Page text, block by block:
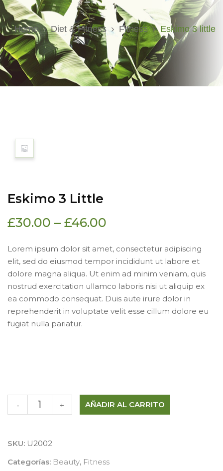
Home Diet & Fitness Fitness Eskimo 3 little
Eskimo 3 Little
£30.00 – £46.00
Lorem ipsum dolor sit amet, consectetur adipiscing
elit, sed do eiusmod tempor incididunt ut labore et
dolore magna aliqua. Ut enim ad minim veniam, quis
nostrud exercitation ullamco laboris nisi ut aliquip ex
ea commodo consequat. Duis aute irure dolor in
reprehenderit in voluptate velit esse cillum dolore eu
fugiat nulla pariatur.
+
- AÑADIR AL CARRITO
SKU: U2002
Categorías: Beauty, Fitness